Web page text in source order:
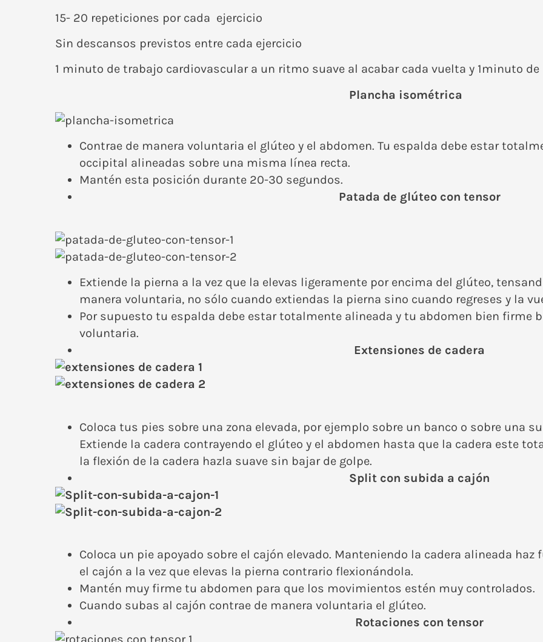
15- 20 repeticiones por cada ejercicio
Sin descansos previstos entre cada ejercicio
1 minuto de trabajo cardiovascular a un ritmo suave al acabar cada vuelta y 1minuto
Plancha isométrica
Contrae de manera voluntaria el glúteo y el abdomen. Tu espalda debe estar
occipital alineadas sobre una misma línea recta.
Mantén esta posición durante 20-30 segundos.
Patada de glúteo con tensor
Extiende la pierna a la vez que la elevas ligeramente por encima del glúteo,
manera voluntaria, no sólo cuando extiendas la pierna sino cuando regreses y la
Por supuesto tu espalda debe estar totalmente alineada y tu abdomen bien firme
voluntaria.
Extensiones de cadera
Coloca tus pies sobre una zona elevada, por ejemplo sobre un banco o sobre una
Extiende la cadera contrayendo el glúteo y el abdomen hasta que la cadera este
la flexión de la cadera hazla suave sin bajar de golpe.
Split con subida a cajón
Coloca un pie apoyado sobre el cajón elevado. Manteniendo la cadera alineada haz
el cajón a la vez que elevas la pierna contrario flexionándola.
Mantén muy firme tu abdomen para que los movimientos estén muy controlados.
Cuando subas al cajón contrae de manera voluntaria el glúteo.
Rotaciones con tensor